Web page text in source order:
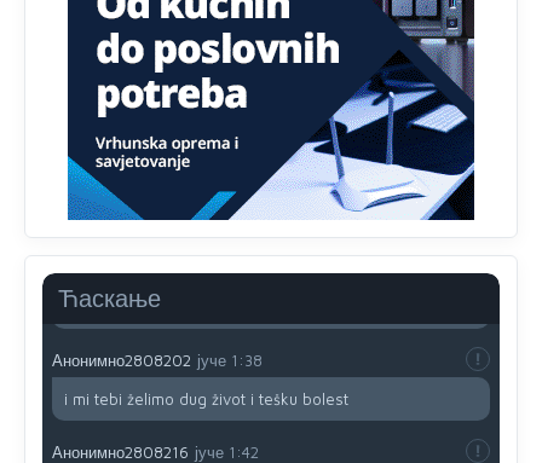
Ћаскање
Анонимно2806721 јуче 12:39
791 BiH nije priznala Kosovo kao nezavisnu državu jer
genocidna tvorevina pravi smetnju a recimo Srbija je
davnopriznala.Nasvakom proizvodu iz Srbije stoji -
uvoznik za Kosovo
Анонимно2806721 јуче 12:45
da brani? A imamo vojsku Kosova kojoj želimo svako
dobro i da se što bolje opreme
Анонимно2808202 јуче 1:38
i mi tebi želimo dug život i tešku bolest
Анонимно2808216 јуче 1:42